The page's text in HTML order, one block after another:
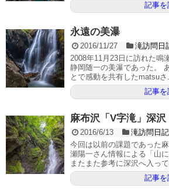
記事を
永遠の美瀑
2016/11/27 滝訪問日
2008年11月23日に訪れた鳴
静岡随一の美瀑であった。
とで感動を共有したmatsuさ
記事を
麻布沢「V字滝」深沢
2016/6/13 滝訪問日記
今回は以前の課題であった
瀬陽一さん情報による「山
またまた参考に深沢へ入っ
記事を